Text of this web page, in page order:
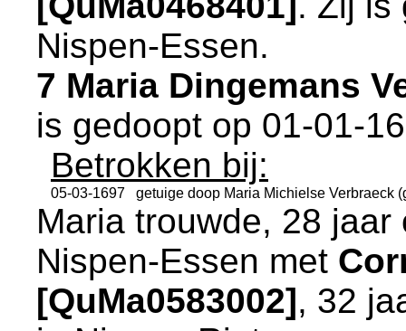
Nispen-Essen.
7 Maria Dingemans
is gedoopt op 01-01-
Betrokken bij:
05-03-1697 getuige doop Maria Michielse Verbraeck
Maria trouwde, 28
Nispen-Essen met
[QuMa0583002], 32